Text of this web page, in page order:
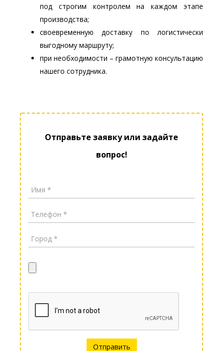
под строгим контролем на каждом этапе
производства;
своевременную доставку по логистически
выгодному маршруту;
при необходимости – грамотную консультацию
нашего сотрудника.
Отправьте заявку или задайте
вопрос!
Отправить